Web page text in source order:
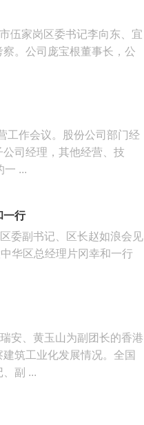
家岗区委书记李向东、宜
。公司庞宝根董事长，公
工作会议。股份公司部门经
司经理，其他经营、技
一 ...
一行
副书记、区长赵如浪会见
华区总经理片冈幸和一行
安、黄玉山为副团长的香港
筑工业化发展情况。全国
副 ...